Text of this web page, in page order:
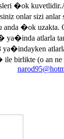
�ok
onlar sizi
anda �ok
atlarla
ya�indayken
(o an ne